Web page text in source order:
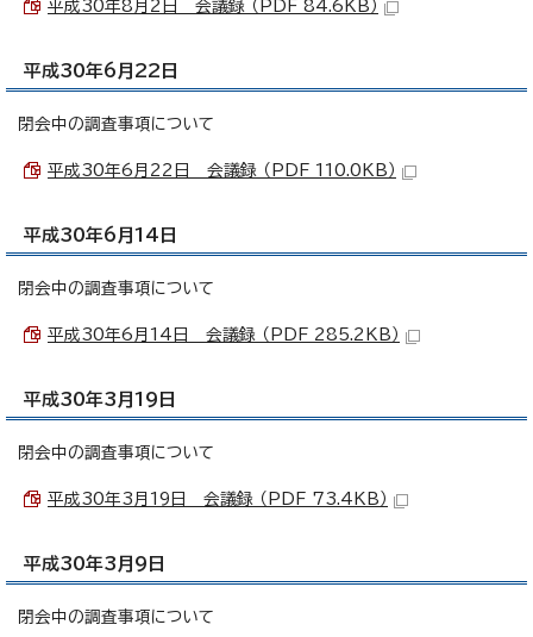
平成30年8月2日 会議録 （PDF 84.6KB）
平成30年6月22日
閉会中の調査事項について
平成30年6月22日 会議録 （PDF 110.0KB）
平成30年6月14日
閉会中の調査事項について
平成30年6月14日 会議録 （PDF 285.2KB）
平成30年3月19日
閉会中の調査事項について
平成30年3月19日 会議録 （PDF 73.4KB）
平成30年3月9日
閉会中の調査事項について